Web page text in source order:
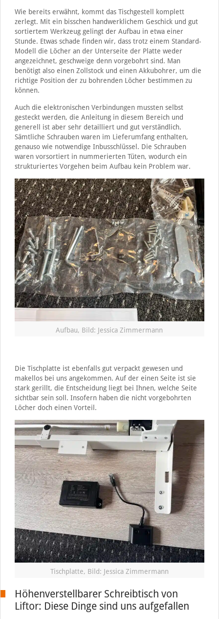
Wie bereits erwähnt, kommt das Tischgestell komplett
zerlegt. Mit ein bisschen handwerklichem Geschick und gut
sortiertem Werkzeug gelingt der Aufbau in etwa einer
Stunde. Etwas schade finden wir, dass trotz einem Standard-
Modell die Löcher an der Unterseite der Platte weder
angezeichnet, geschweige denn vorgebohrt sind. Man
benötigt also einen Zollstock und einen Akkubohrer, um die
richtige Position der zu bohrenden Löcher bestimmen zu
können.
Auch die elektronischen Verbindungen mussten selbst
gesteckt werden, die Anleitung in diesem Bereich und
generell ist aber sehr detailliert und gut verständlich.
Sämtliche Schrauben waren im Lieferumfang enthalten,
genauso wie notwendige Inbusschlüssel. Die Schrauben
waren vorsortiert in nummerierten Tüten, wodurch ein
strukturiertes Vorgehen beim Aufbau kein Problem war.
Aufbau, Bild: Jessica Zimmermann
Die Tischplatte ist ebenfalls gut verpackt gewesen und
makellos bei uns angekommen. Auf der einen Seite ist sie
stark gerillt, die Entscheidung liegt bei Ihnen, welche Seite
sichtbar sein soll. Insofern haben die nicht vorgebohrten
Löcher doch einen Vorteil.
Tischplatte, Bild: Jessica Zimmermann
Höhenverstellbarer Schreibtisch von
Liftor: Diese Dinge sind uns aufgefallen